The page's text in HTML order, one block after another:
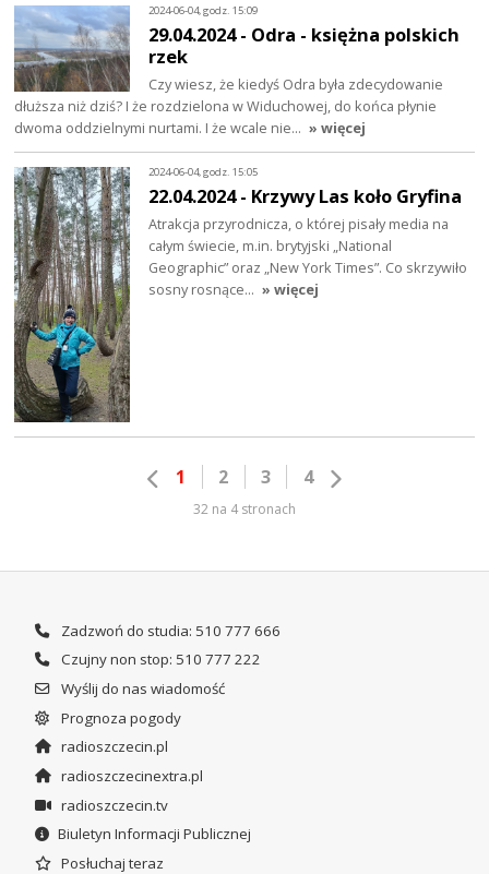
2024-06-04, godz. 15:09
29.04.2024 - Odra - księżna polskich
rzek
Czy wiesz, że kiedyś Odra była zdecydowanie
dłuższa niż dziś? I że rozdzielona w Widuchowej, do końca płynie
dwoma oddzielnymi nurtami. I że wcale nie… » więcej
2024-06-04, godz. 15:05
22.04.2024 - Krzywy Las koło Gryfina
Atrakcja przyrodnicza, o której pisały media na
całym świecie, m.in. brytyjski „National
Geographic” oraz „New York Times”. Co skrzywiło
sosny rosnące… » więcej
1 2 3 4
32 na 4 stronach
Zadzwoń do studia: 510 777 666
Czujny non stop: 510 777 222
Wyślij do nas wiadomość
Prognoza pogody
radioszczecin.pl
radioszczecinextra.pl
radioszczecin.tv
Biuletyn Informacji Publicznej
Posłuchaj teraz